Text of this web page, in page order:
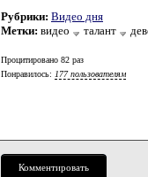
Рубрики: Видео дня
Метки: видео талант
Процитировано 82 раз
Понравилось: 177 пользователям
Комментировать